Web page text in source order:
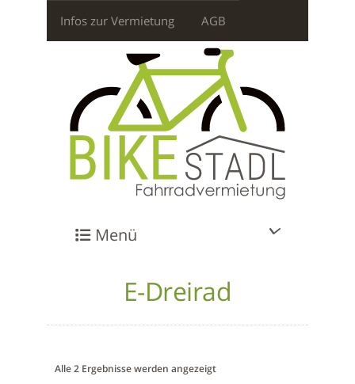
Infos zur Vermietung AGB
Menü
E-Dreirad
Alle 2 Ergebnisse werden angezeigt